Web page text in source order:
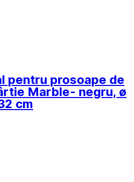
pentru prosoape de
Marble- negru, ø
cm